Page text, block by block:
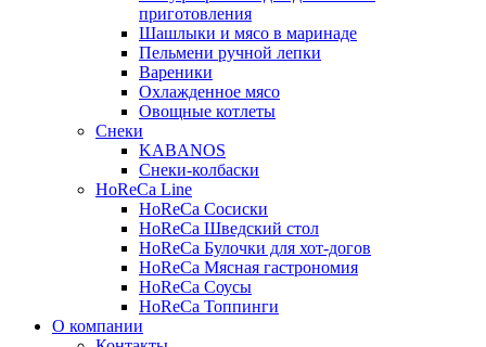
приготовления
Шашлыки и мясо в маринаде
Пельмени ручной лепки
Вареники
Охлажденное мясо
Овощные котлеты
Снеки
KABANOS
Снеки-колбаски
HoReCa Line
HoReCa Сосиски
HoReCa Шведский стол
HoReCa Булочки для хот-догов
HoReCa Мясная гастрономия
HoReCa Соусы
HoReCa Топпинги
О компании